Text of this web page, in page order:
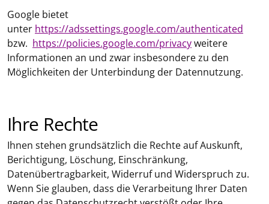
Google bietet
unter https://adssettings.google.com/authenticated
bzw. https://policies.google.com/privacyweitere
Informationen an und zwar insbesondere zu den
Möglichkeiten der Unterbindung der Datennutzung.
Ihre Rechte
Ihnen stehen grundsätzlich die Rechte auf Auskunft,
Berichtigung, Löschung, Einschränkung,
Datenübertragbarkeit, Widerruf und Widerspruch zu.
Wenn Sie glauben, dass die Verarbeitung Ihrer Daten